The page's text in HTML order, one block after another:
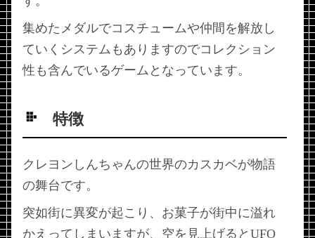
集めたメダルでコスチュームや仲間を解放し
ていくシステムもありますのでコレクション
性も含んでいるゲームとなっています。
特徴
クレヨンしんちゃんの世界のカスカベが物語
の舞台です。
突如街に異変が起こり、お菓子が街中に溢れ
かえってしまいますが、空を見上げるとUFO